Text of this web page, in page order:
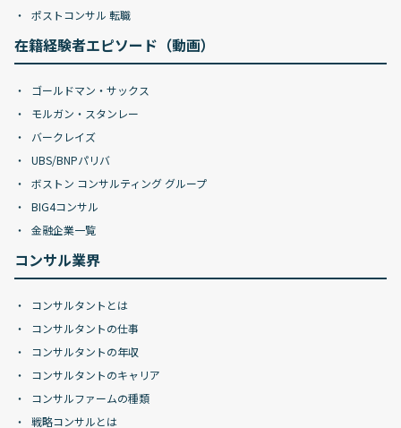
ポストコンサル 転職
在籍経験者エピソード（動画）
ゴールドマン・サックス
モルガン・スタンレー
バークレイズ
UBS/BNPパリバ
ボストン コンサルティング グループ
BIG4コンサル
金融企業一覧
コンサル業界
コンサルタントとは
コンサルタントの仕事
コンサルタントの年収
コンサルタントのキャリア
コンサルファームの種類
戦略コンサルとは